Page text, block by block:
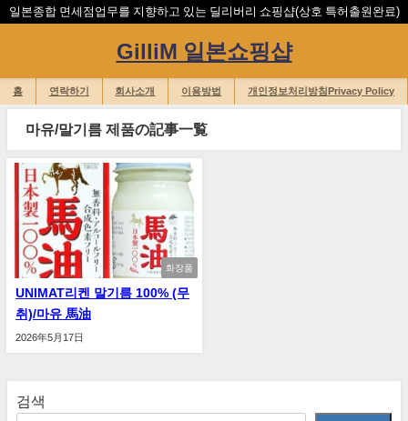
일본종합 면세점업무를 지향하고 있는 딜리버리 쇼핑샵(상호 특허출원완료)
GilliM 일본쇼핑샵
홈 연락하기 회사소개 이용방법 개인정보처리방침Privacy Policy
마유/말기름 제품の記事一覧
화장품
UNIMAT리켄 말기름 100% (무
취)/마유 馬油
2026年5月17日
검색